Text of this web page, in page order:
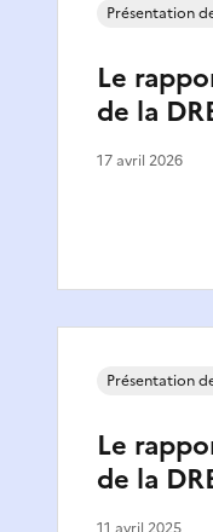
Le
de la
Présentation
17 avril 2026
Le
de la
Présentation